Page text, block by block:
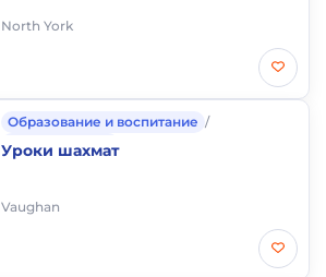
North York
Образование и воспитание /
Частные уроки
Уроки шахмат
Vaughan